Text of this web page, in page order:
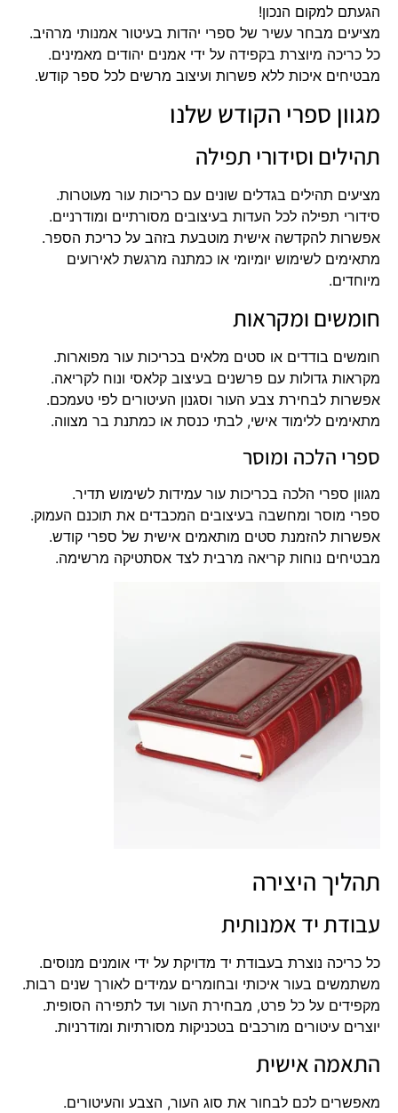
הגעתם למקום הנכון!
מציעים מבחר עשיר של ספרי יהדות בעיטור אמנותי מרהיב.
כל כריכה מיוצרת בקפידה על ידי אמנים יהודים מאמינים.
מבטיחים איכות ללא פשרות ועיצוב מרשים לכל ספר קודש.
מגוון ספרי הקודש שלנו
תהילים וסידורי תפילה
מציעים תהילים בגדלים שונים עם כריכות עור מעוטרות.
סידורי תפילה לכל העדות בעיצובים מסורתיים ומודרניים.
אפשרות להקדשה אישית מוטבעת בזהב על כריכת הספר.
מתאימים לשימוש יומיומי או כמתנה מרגשת לאירועים
מיוחדים.
חומשים ומקראות
חומשים בודדים או סטים מלאים בכריכות עור מפוארות.
מקראות גדולות עם פרשנים בעיצוב קלאסי ונוח לקריאה.
אפשרות לבחירת צבע העור וסגנון העיטורים לפי טעמכם.
מתאימים ללימוד אישי, לבתי כנסת או כמתנת בר מצווה.
ספרי הלכה ומוסר
מגוון ספרי הלכה בכריכות עור עמידות לשימוש תדיר.
ספרי מוסר ומחשבה בעיצובים המכבדים את תוכנם העמוק.
אפשרות להזמנת סטים מותאמים אישית של ספרי קודש.
מבטיחים נוחות קריאה מרבית לצד אסתטיקה מרשימה.
תהליך היצירה
עבודת יד אמנותית
כל כריכה נוצרת בעבודת יד מדויקת על ידי אומנים מנוסים.
משתמשים בעור איכותי ובחומרים עמידים לאורך שנים רבות.
מקפידים על כל פרט, מבחירת העור ועד לתפירה הסופית.
יוצרים עיטורים מורכבים בטכניקות מסורתיות ומודרניות.
התאמה אישית
מאפשרים לכם לבחור את סוג העור, הצבע והעיטורים.